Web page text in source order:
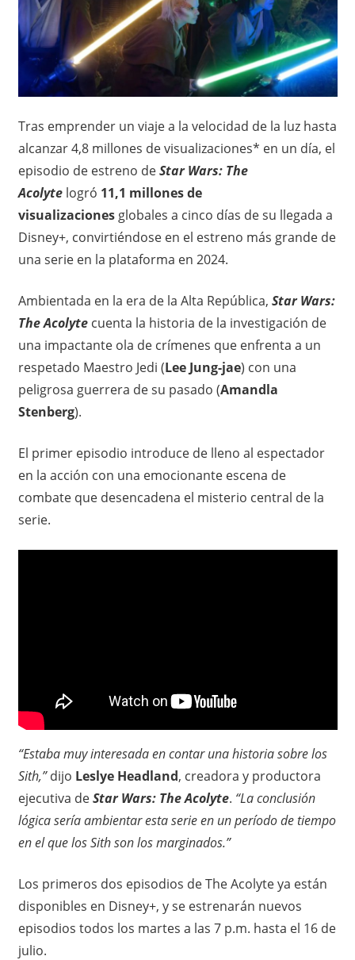
x
i
c
o
–
N
o
a
s
d
t
o
a
i
ó
n
e
n
M
é
,
f
r
m
a
c
i
n
Tras emprender un viaje a la velocidad de la luz hasta
alcanzar 4,8 millones de visualizaciones* en un día, el
episodio de estreno deStar Wars: The
Acolyte logró 11,1 millones de
visualizacionesglobales a cinco días de su llegada a
Disney+, convirtiéndose en el estreno más grande de
una serie en la plataforma en 2024.
Ambientada en la era de la Alta República, Star Wars:
The Acolytecuenta la historia de la investigación de
una impactante ola de crímenes que enfrenta a un
respetado Maestro Jedi (Lee Jung-jae) con una
peligrosa guerrera de su pasado (Amandla
Stenberg).
El primer episodio introduce de lleno al espectador
en la acción con una emocionante escena de
combate que desencadena el misterio central de la
serie.
“Estaba muy interesada en contar una historia sobre los
Sith,”dijo Leslye Headland, creadora y productora
ejecutiva deStar Wars: The Acolyte. “La conclusión
lógica sería ambientar esta serie en un período de tiempo
en el que los Sith son los marginados.”
Los primeros dos episodios de The Acolyte ya están
disponibles en Disney+, y se estrenarán nuevos
episodios todos los martes a las 7 p.m. hasta el 16 de
julio.